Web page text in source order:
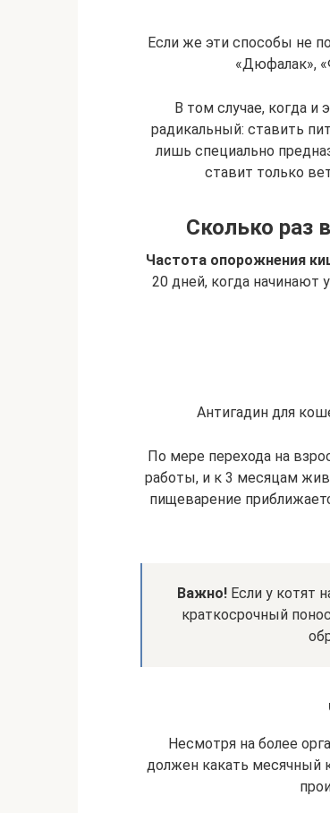
Если же эти способы не
«Дюфалак»,
В том случае, когда
радикальный: ставить
лишь специально
ставит только
Сколько раз
Частота опорожнения
20 дней, когда начинают
Антигадин для
По мере перехода на
работы, и к 3 месяцам
пищеварение
Важно!Если у котят
краткосрочный
Несмотря на более
должен какать месячный